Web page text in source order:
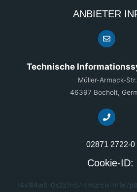
ANBIETER
Technische
Müller-Armack-
46397 Bocholt,
02871 2722-0
Cookie-ID:
r4v8l4w6-0s2z7h57-tmlzrclx-